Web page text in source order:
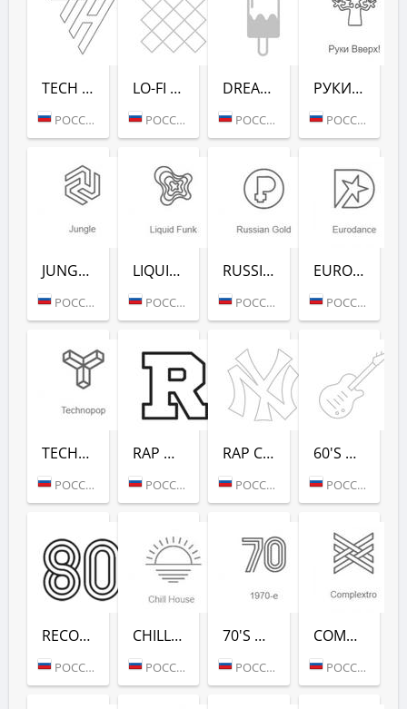
TECH HOUSE (РАДИО РЕКОРД)
РОССИЯ (МОСКВА)
LO-FI (РАДИО РЕКОРД)
РОССИЯ (МОСКВА)
DREAM POP (РАДИО РЕКОРД)
РОССИЯ (МОСКВА)
РУКИ ВВЕРХ! (РАДИО РЕКОРД)
РОССИЯ (МОСКВА)
JUNGLE (РАДИО РЕКОРД)
РОССИЯ (МОСКВА)
LIQUID FUNK (РАДИО РЕКОРД)
РОССИЯ (МОСКВА)
RUSSIAN GOLD (РАДИО РЕКОРД)
РОССИЯ (МОСКВА)
EURODANCE (РАДИО РЕКОРД)
РОССИЯ (МОСКВА)
TECHNOPOP (РАДИО РЕКОРД)
РОССИЯ (МОСКВА)
RAP HITS (РАДИО РЕКОРД)
РОССИЯ (МОСКВА)
RAP CLASSICS (РАДИО РЕКОРД)
РОССИЯ (МОСКВА)
60'S DANCE (РАДИО РЕКОРД)
РОССИЯ (МОСКВА)
RECORD 80-Х (РАДИО РЕКОРД)
РОССИЯ (МОСКВА)
CHILL HOUSE (РАДИО РЕКОРД)
РОССИЯ (МОСКВА)
70'S DANCE (РАДИО РЕКОРД)
РОССИЯ (МОСКВА)
COMPLEXTRO (РАДИО РЕКОРД)
РОССИЯ (МОСКВА)